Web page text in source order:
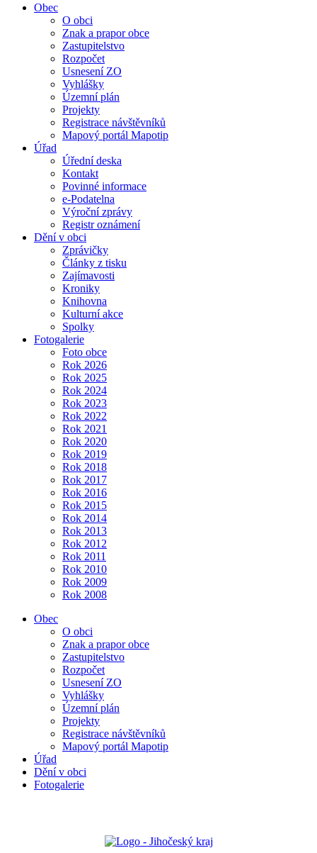
Obec
O obci
Znak a prapor obce
Zastupitelstvo
Rozpočet
Usnesení ZO
Vyhlášky
Územní plán
Projekty
Registrace návštěvníků
Mapový portál Mapotip
Úřad
Úřední deska
Kontakt
Povinné informace
e-Podatelna
Výroční zprávy
Registr oznámení
Dění v obci
Zprávičky
Články z tisku
Zajímavosti
Kroniky
Knihovna
Kulturní akce
Spolky
Fotogalerie
Foto obce
Rok 2026
Rok 2025
Rok 2024
Rok 2023
Rok 2022
Rok 2021
Rok 2020
Rok 2019
Rok 2018
Rok 2017
Rok 2016
Rok 2015
Rok 2014
Rok 2013
Rok 2012
Rok 2011
Rok 2010
Rok 2009
Rok 2008
Obec
O obci
Znak a prapor obce
Zastupitelstvo
Rozpočet
Usnesení ZO
Vyhlášky
Územní plán
Projekty
Registrace návštěvníků
Mapový portál Mapotip
Úřad
Dění v obci
Fotogalerie